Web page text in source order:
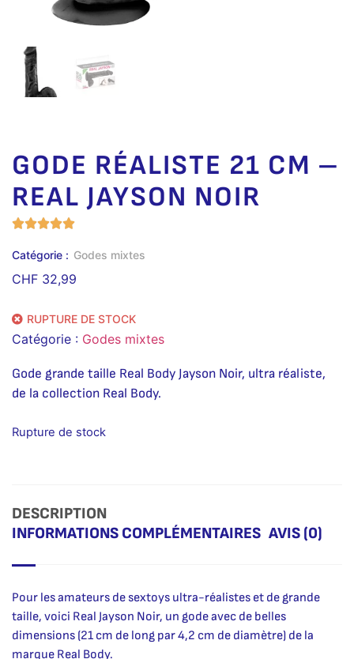
GODE RÉALISTE 21 CM –
REAL JAYSON NOIR
Catégorie : Godes mixtes
CHF 32,99
RUPTURE DE STOCK
Catégorie : Godes mixtes
Gode grande taille Real Body Jayson Noir, ultra réaliste,
de la collection Real Body.
Rupture de stock
DESCRIPTION
INFORMATIONS COMPLÉMENTAIRES AVIS (0)
Pour les amateurs de sextoys ultra-réalistes et de grande
taille, voici Real Jayson Noir, un gode avec de belles
dimensions (21 cm de long par 4,2 cm de diamètre) de la
marque Real Body.